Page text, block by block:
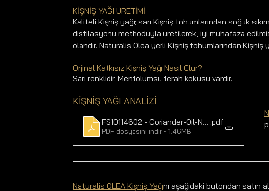
KİŞNİŞ YAĞI ÜRETİMİ
Kaliteli Kişniş yağı; sarı Kişniş tohumlarından soğuk
distilasyonu methoduyla üretilerek, iyi muhafaza
olandır. Naturalis Olea yerli Kişniş tohumlarından Kişniş
Orjinal Katkısız Kişniş Yağı Nasıl Olur?
Sarı renklidir. Mentolümsü ferah kokusu vardır.
KİŞNİŞ YAĞI ANALİZİ
FS10114602 - Coriander-Oil-NaturalisOLEA
.pdf
PDF dosyasını indir • 1.46MB
Naturalis OLEA Kişniş Yağını aşağıdaki butondan satın